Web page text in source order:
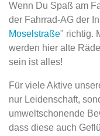
Wenn Du Spaß am
der Fahrrad-AG der
Moselstraße" richtig.
werden hier alte
sein ist alles!
Für viele Aktive
nur Leidenschaft,
umweltschonende
dass diese auch